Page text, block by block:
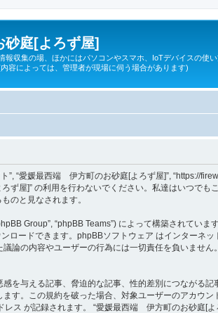
庭[よろず屋]
報収集の場、ほかにはパソコンやスマホ、IoTデバイスの使
容によっては、管理者が現場に伺う場合があります)
”, “愛媛最西端 伊方町のお砂庭[よろず屋]”, “https://
屋]” の利用を行わないでください。私達はいつで
のと見なされます。
Group”, “phpBB Teams”) によって構築されていま
ロードできます。phpBBソフトウェア はインターネ
論の内容やユーザーの行為には一切責任を負いませ
を与える記事、脅迫的な記事、性的差別につながる
す。この規約を破った場合、対象ユーザーのアカウ
ス が記録されます。 “愛媛最西端 伊方町のお砂庭[